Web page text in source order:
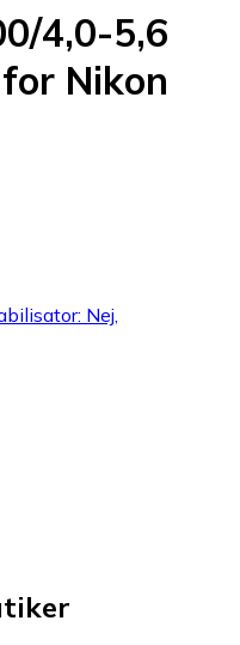
4,0-5,6
Nikon
Nej,